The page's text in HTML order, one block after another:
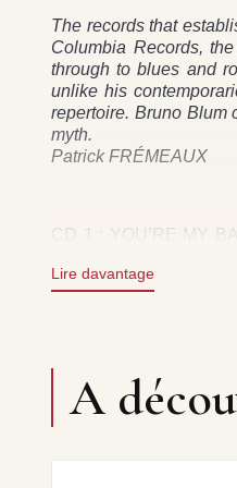
The records that
Columbia Records,
through to blues and
unlike his
repertoire. Bruno Blum
myth.
Patrick FRÉMEAUX
CD 1 : YOU’RE MY
TRAIN OF LOVE •
CD 2 : GUESS
ABOUT TIME • I
SUPPERTIME • IT
JOHNNY • ONE
Lire davantage
A